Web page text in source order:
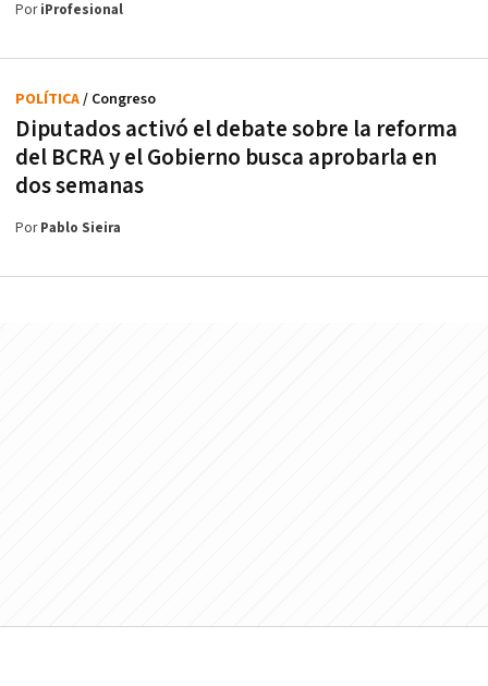
PoriProfesional
Diputados activó el debate sobre la reforma
del BCRA y el Gobierno busca aprobarla en
dos semanas
POLÍTICA/ Congreso
PorPablo Sieira